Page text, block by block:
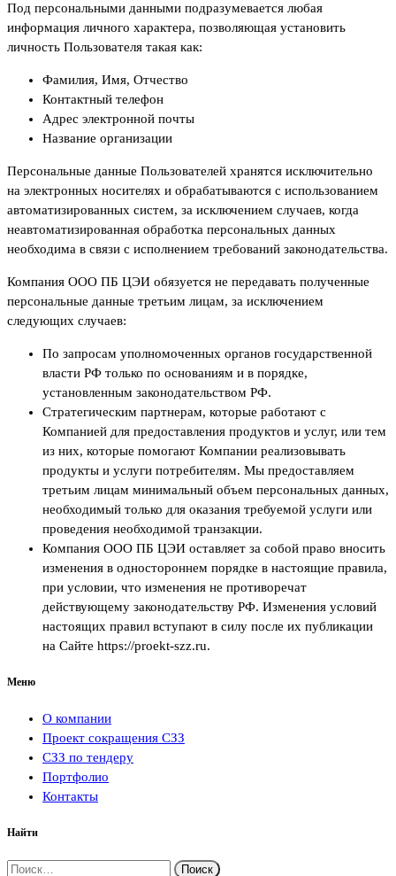
Под персональными данными подразумевается любая
информация личного характера, позволяющая установить
личность Пользователя такая как:
Фамилия, Имя, Отчество
Контактный телефон
Адрес электронной почты
Название организации
Персональные данные Пользователей хранятся исключительно
на электронных носителях и обрабатываются с использованием
автоматизированных систем, за исключением случаев, когда
неавтоматизированная обработка персональных данных
необходима в связи с исполнением требований законодательства.
Компания ООО ПБ ЦЭИ обязуется не передавать полученные
персональные данные третьим лицам, за исключением
следующих случаев:
По запросам уполномоченных органов государственной
власти РФ только по основаниям и в порядке,
установленным законодательством РФ.
Стратегическим партнерам, которые работают с
Компанией для предоставления продуктов и услуг, или тем
из них, которые помогают Компании реализовывать
продукты и услуги потребителям. Мы предоставляем
третьим лицам минимальный объем персональных данных,
необходимый только для оказания требуемой услуги или
проведения необходимой транзакции.
Компания ООО ПБ ЦЭИ оставляет за собой право вносить
изменения в одностороннем порядке в настоящие правила,
при условии, что изменения не противоречат
действующему законодательству РФ. Изменения условий
настоящих правил вступают в силу после их публикации
на Сайте https://proekt-szz.ru.
Меню
О компании
Проект сокращения СЗЗ
СЗЗ по тендеру
Портфолио
Контакты
Найти
Найти: